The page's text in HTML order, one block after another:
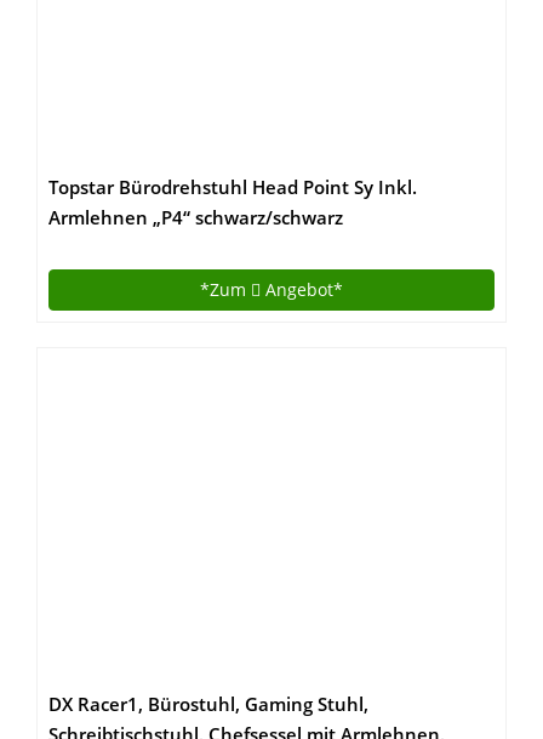
Topstar Bürodrehstuhl Head Point Sy Inkl.
Armlehnen „P4“ schwarz/schwarz
*Zum Angebot*
DX Racer1, Bürostuhl, Gaming Stuhl,